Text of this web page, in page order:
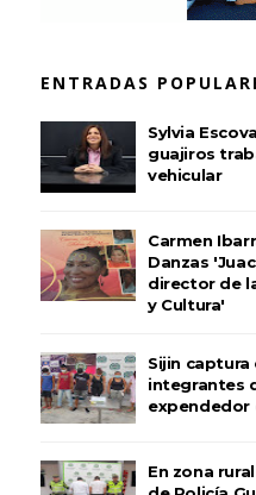
ENTRADAS
Sylvia
guajiros
vehicular
Carmen
Danzas
director de
y Cultura'
Sijin captura
integrantes
expendedor
En zona